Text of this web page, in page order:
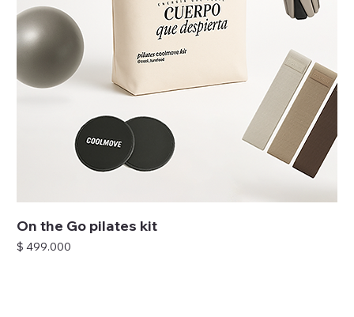
On the Go pilates kit
Precio
$ 499.000